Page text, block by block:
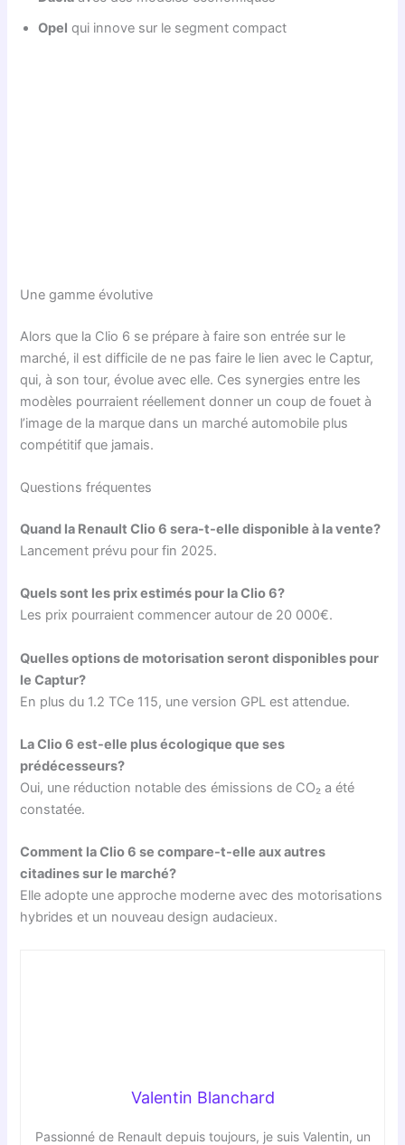
Opel qui innove sur le segment compact
Une gamme évolutive
Alors que la Clio 6 se prépare à faire son entrée sur le
marché, il est difficile de ne pas faire le lien avec le Captur,
qui, à son tour, évolue avec elle. Ces synergies entre les
modèles pourraient réellement donner un coup de fouet à
l’image de la marque dans un marché automobile plus
compétitif que jamais.
Questions fréquentes
Quand la Renault Clio 6 sera-t-elle disponible à la vente?
Lancement prévu pour fin 2025.
Quels sont les prix estimés pour la Clio 6?
Les prix pourraient commencer autour de 20 000€.
Quelles options de motorisation seront disponibles pour
le Captur?
En plus du 1.2 TCe 115, une version GPL est attendue.
La Clio 6 est-elle plus écologique que ses
prédécesseurs?
Oui, une réduction notable des émissions de CO₂ a été
constatée.
Comment la Clio 6 se compare-t-elle aux autres
citadines sur le marché?
Elle adopte une approche moderne avec des motorisations
hybrides et un nouveau design audacieux.
Valentin Blanchard
Passionné de Renault depuis toujours, je suis Valentin, un